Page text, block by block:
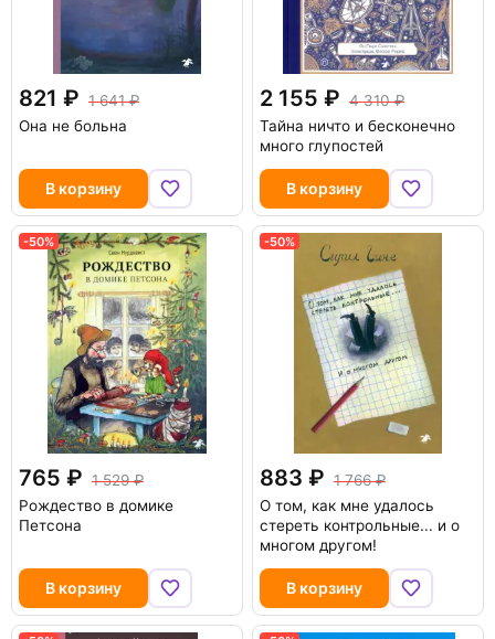
821
1 641
Она не больна
В корзину
2 155
4 310
Тайна ничто и бесконечно
много глупостей
В корзину
-50%
765
1 529
Рождество в домике
Петсона
В корзину
-50%
883
1 766
О том, как мне удалось
стереть контрольные... и о
многом другом!
В корзину